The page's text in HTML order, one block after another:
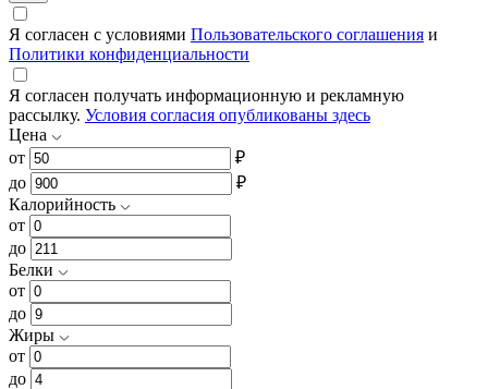
Я согласен с условиями Пользовательского соглашения и
Политики конфиденциальности
Я согласен получать информационную и рекламную
рассылку. Условия согласия опубликованы здесь
Цена
от
₽
до
₽
Калорийность
от
до
Белки
от
до
Жиры
от
до